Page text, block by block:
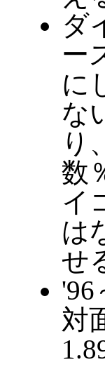
ダ
ー
に
な
り
数
イ
は
せ
'96
対